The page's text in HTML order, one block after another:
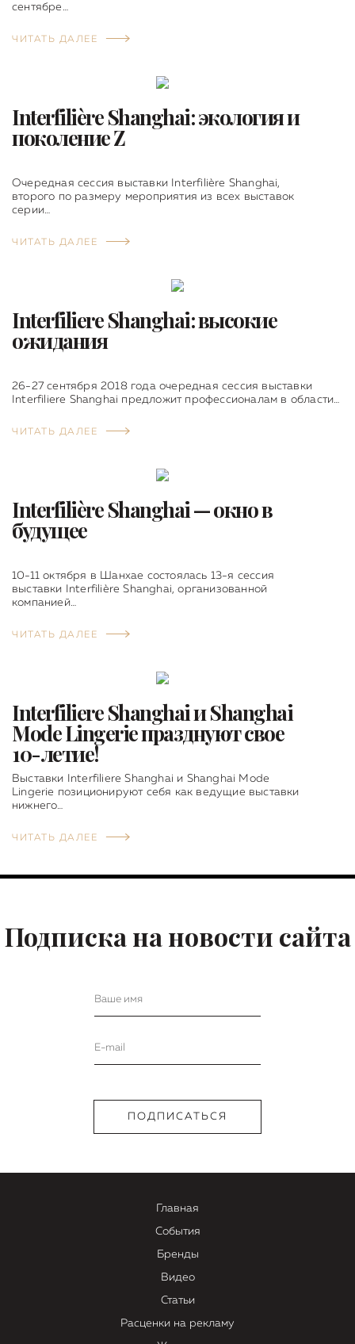
сентябре…
ЧИТАТЬ ДАЛЕЕ
Interfilière Shanghai: экология и
поколение Z
Очередная сессия выставки Interfilière Shanghai,
второго по размеру мероприятия из всех выставок
серии…
ЧИТАТЬ ДАЛЕЕ
Interfiliere Shanghai: высокие
ожидания
26-27 сентября 2018 года очередная сессия выставки
Interfiliere Shanghai предложит профессионалам в области…
ЧИТАТЬ ДАЛЕЕ
Interfilière Shanghai — окно в
будущее
10-11 октября в Шанхае состоялась 13-я сессия
выставки Interfilière Shanghai, организованной
компанией…
ЧИТАТЬ ДАЛЕЕ
Interfiliere Shanghai и Shanghai
Mode Lingerie празднуют свое
10-летие!
Выставки Interfiliere Shanghai и Shanghai Mode
Lingerie позиционируют себя как ведущие выставки
нижнего…
ЧИТАТЬ ДАЛЕЕ
Подписка на новости сайта
Главная
События
Бренды
Видео
Статьи
Расценки на рекламу